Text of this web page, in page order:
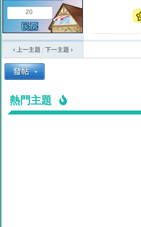
王國 20
‹ 上一主題 下一主題 ›
熱門主題